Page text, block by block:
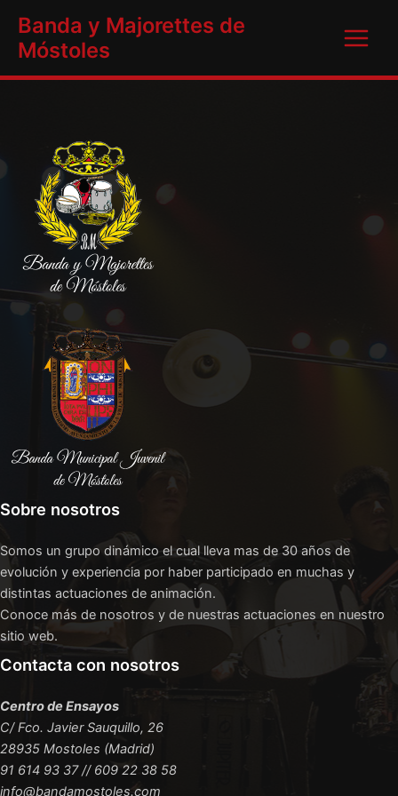
contenido
Banda y Majorettes de
Móstoles
Menu
Sobre nosotros
Somos un grupo dinámico el cual lleva mas de 30 años de
evolución y experiencia por haber participado en muchas y
distintas actuaciones de animación.
Conoce más de nosotros y de nuestras actuaciones en nuestro
sitio web.
Contacta con nosotros
Centro de Ensayos
C/ Fco. Javier Sauquillo, 26
28935 Mostoles (Madrid)
91 614 93 37 // 609 22 38 58
info@bandamostoles.com